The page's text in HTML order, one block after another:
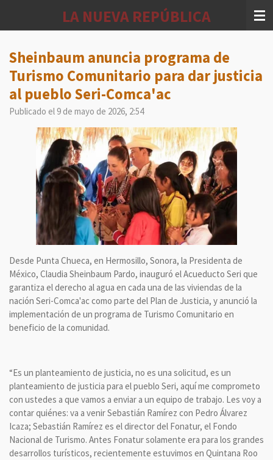
principal
LA NUEVA REPÚBLICA
Sheinbaum anuncia programa de
Turismo Comunitario para dar justicia
al pueblo Seri-Comca'ac
Publicado el 9 de mayo de 2026, 2:54
Desde Punta Chueca, en Hermosillo, Sonora, la Presidenta de
México, Claudia Sheinbaum Pardo, inauguró el Acueducto Seri que
garantiza el derecho al agua en cada una de las viviendas de la
nación Seri-Comca'ac como parte del Plan de Justicia, y anunció la
implementación de un programa de Turismo Comunitario en
beneficio de la comunidad.
“Es un planteamiento de justicia, no es una solicitud, es un
planteamiento de justicia para el pueblo Seri, aquí me comprometo
con ustedes a que vamos a enviar a un equipo de trabajo. Les voy a
contar quiénes: va a venir Sebastián Ramírez con Pedro Álvarez
Icaza; Sebastián Ramírez es el director del Fonatur, el Fondo
Nacional de Turismo. Antes Fonatur solamente era para los grandes
desarrollos turísticos, recientemente estuvimos en Quintana Roo